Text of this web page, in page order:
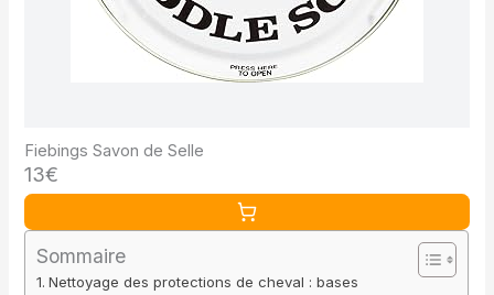
Fiebings Savon de Selle
13€
Sommaire
Nettoyage des protections de cheval : bases